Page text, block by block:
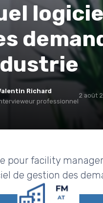
Richard
professionnel
2 août
pour facility
de gestion des